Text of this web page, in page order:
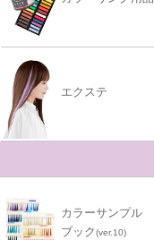
エクステ
カラーサンプル
ブック(ver.10)